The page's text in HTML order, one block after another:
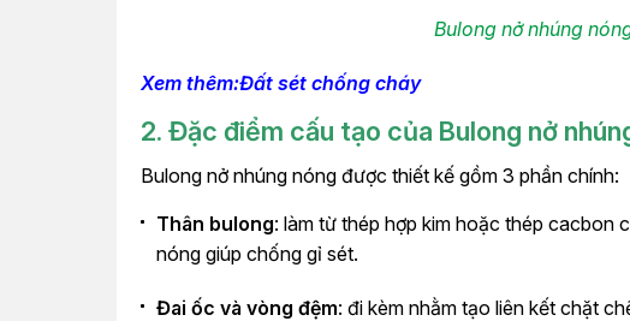
Bulong nở nhúng
Xem thêm:Đất sét chống cháy
2. Đặc điểm cấu tạo của Bulong nở
Bulong nở nhúng nóng được thiết kế gồm 3 phần chính:
Thân bulong: làm từ thép hợp kim hoặc thép cacbon
nóng giúp chống gỉ sét.
Đai ốc và vòng đệm: đi kèm nhằm tạo liên kết chặt